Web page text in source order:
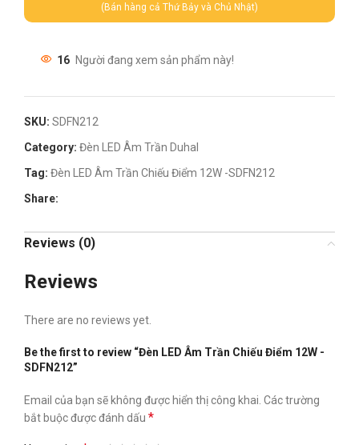
(Bán hàng cả Thứ Bảy và Chủ Nhật)
16 Người đang xem sản phẩm này!
SKU: SDFN212
Category: Đèn LED Âm Trần Duhal
Tag: Đèn LED Âm Trần Chiếu Điểm 12W -SDFN212
Share:
Reviews (0)
Reviews
There are no reviews yet.
Be the first to review “Đèn LED Âm Trần Chiếu Điểm 12W -
SDFN212”
Email của bạn sẽ không được hiển thị công khai. Các trường
bắt buộc được đánh dấu *